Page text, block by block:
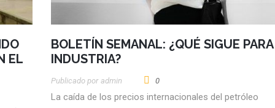
EL
BOLETÍN SEMANAL: ¿QUÉ SIGUE
INDUSTRIA?
Publicado por Admin 0
La caída de los precios internacionales del petróleo